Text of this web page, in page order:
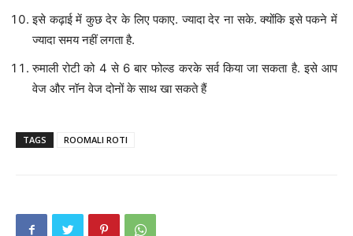
इसे कढ़ाई में कुछ देर के लिए पकाए. ज्यादा देर ना सके. क्योंकि इसे पकने में
ज्यादा समय नहीं लगता है.
रुमाली रोटी को 4 से 6 बार फोल्ड करके सर्व किया जा सकता है. इसे आप
वेज और नॉन वेज दोनों के साथ खा सकते हैं
TAGS ROOMALI ROTI